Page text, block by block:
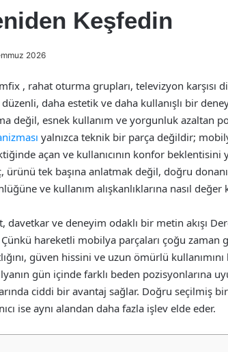
Keşfedin
2026
, rahat oturma grupları, televizyon karşısı
daha estetik ve daha kullanışlı bir
değil, esnek kullanım ve yorgunluk azaltan
yalnızca teknik bir parça değildir;
açan ve kullanıcının konfor beklentisini
ürünü tek başına anlatmak değil, doğru
ve kullanım alışkanlıklarına nasıl değer
davetkar ve deneyim odaklı bir metin akışı
Çünkü hareketli mobilya parçaları çoğu
güven hissini ve uzun ömürlü
gün içinde farklı beden pozisyonlarına
ciddi bir avantaj sağlar. Doğru seçilmiş
ise aynı alandan daha fazla işlev elde eder.